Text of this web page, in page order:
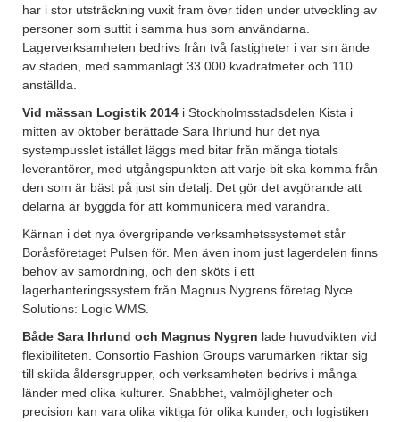
har i stor utsträckning vuxit fram över tiden under utveckling av
personer som suttit i samma hus som användarna.
Lagerverksamheten bedrivs från två fastigheter i var sin ände
av staden, med sammanlagt 33 000 kvadratmeter och 110
anställda.
Vid mässan Logistik 2014 i Stockholmsstadsdelen Kista i
mitten av oktober berättade Sara Ihrlund hur det nya
systempusslet istället läggs med bitar från många tiotals
leverantörer, med utgångspunkten att varje bit ska komma från
den som är bäst på just sin detalj. Det gör det avgörande att
delarna är byggda för att kommunicera med varandra.
Kärnan i det nya övergripande verksamhetssystemet står
Boråsföretaget Pulsen för. Men även inom just lagerdelen finns
behov av samordning, och den sköts i ett
lagerhanteringssystem från Magnus Nygrens företag Nyce
Solutions: Logic WMS.
Både Sara Ihrlund och Magnus Nygren lade huvudvikten vid
flexibiliteten. Consortio Fashion Groups varumärken riktar sig
till skilda åldersgrupper, och verksamheten bedrivs i många
länder med olika kulturer. Snabbhet, valmöjligheter och
precision kan vara olika viktiga för olika kunder, och logistiken